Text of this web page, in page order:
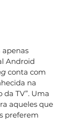
apenas
Android
conta com
na
TV”. Uma
aqueles que
preferem